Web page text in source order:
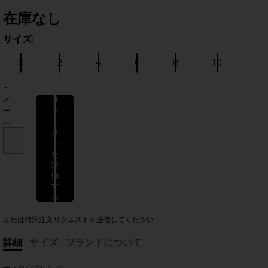
ライド
在庫なし
サイズ:
サイズ:
0 サイズ:
2 サイズ:
4 サイズ:
6 サイズ:
8 10
E
メ
ー
ル
リ
ク
エ
ス
ト
を
送
信
す
る
または特別注文リクエストを送信してください
詳細
サイズ ブランドについて